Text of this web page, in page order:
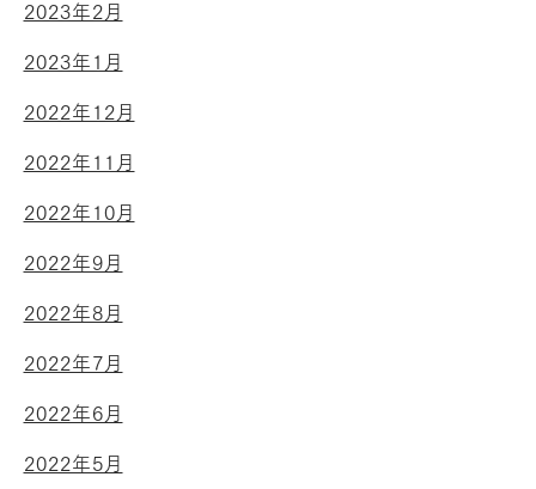
2023年2月
2023年1月
2022年12月
2022年11月
2022年10月
2022年9月
2022年8月
2022年7月
2022年6月
2022年5月